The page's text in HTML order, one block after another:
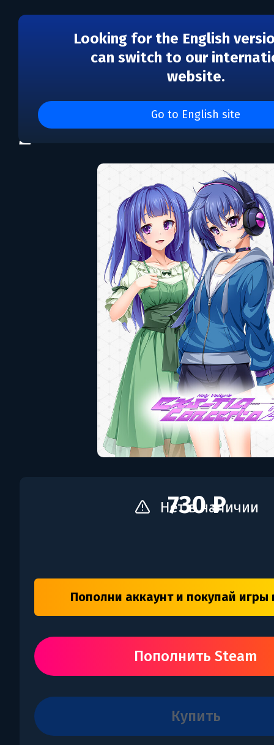
Looking for the English
can switch to our
website.
Go to English site
Holy Valkyrie EXS-
2
730 ₽
Пополни аккаунт и покупай игры
Пополнить Steam
купить
Нет в наличии